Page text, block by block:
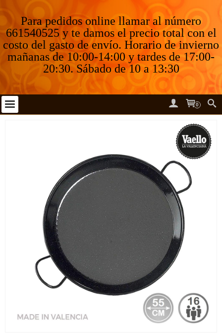
Para pedidos online llamar al número
661540525 y te damos el precio total con el
costo del gasto de envío. Horario de invierno
mañanas de 10:00-14:00 y tardes de 17:00-
20:30. Sábado de 10 a 13:30
0